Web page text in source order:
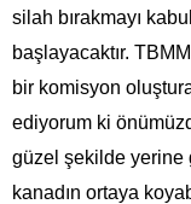
silah bırakmayı
başlayacaktır.
bir komisyon
ediyorum ki
güzel şekilde yerine
kanadın ortaya